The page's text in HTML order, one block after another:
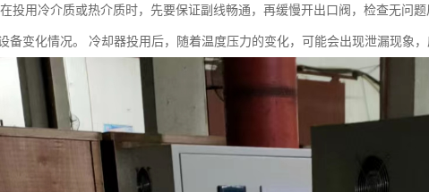
投用冷介质或热介质时，先要保证副线畅通，再缓慢开出口阀，检查无问
备变化情况。 冷却器投用后，随着温度压力的变化，可能会出现泄漏现象，